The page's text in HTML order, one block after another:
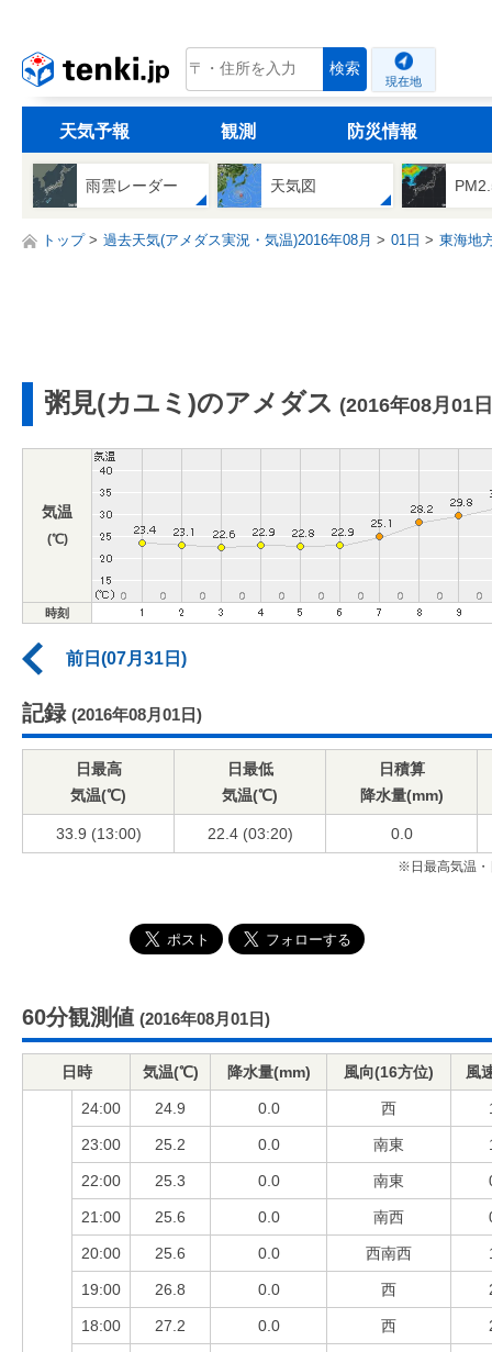
tenki.jp 検索
現在地
天気予報 観測 防災情報
雨雲レーダー 天気図
トップ 過去天気(アメダス実況・気温)2016年08月 01日 東海地
粥見(カユミ)のアメダス (2016年08月01
気温
(℃)
時刻
前日(07月31日)
記録 (2016年08月01日)
日最高
気温(℃)
日最低
気温(℃)
日積算
降水量(mm)
33.9 (13:00) 22.4 (03:20) 0.0
※日最高気温・
60分観測値 (2016年08月01日)
日時 気温(℃) 降水量(mm) 風向(16方位) 風
24:00 24.9 0.0 西
23:00 25.2 0.0 南東
22:00 25.3 0.0 南東
21:00 25.6 0.0 南西
20:00 25.6 0.0 西南西
19:00 26.8 0.0 西
18:00 27.2 0.0 西